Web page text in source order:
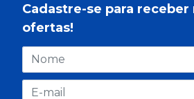
Cadastre-se para receber
ofertas!